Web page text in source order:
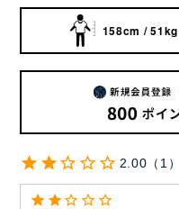
158cm / 51kg
2.00 1